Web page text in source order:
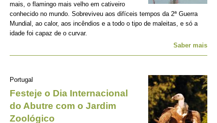
mais, o flamingo mais velho em cativeiro
conhecido no mundo. Sobreviveu aos difíceis tempos da 2ª Guerra
Mundial, ao calor, aos incêndios e a todo o tipo de maleitas, e só a
idade foi capaz de o curvar.
Saber mais
Portugal
Festeje o Dia Internacional
do Abutre com o Jardim
Zoológico